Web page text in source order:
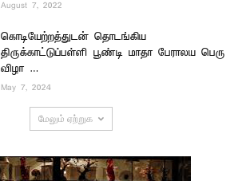
August 7, 2022
கொடியேற்றத்துடன் தொடங்கிய
திருக்காட்டுப்பள்ளி பூண்டி மாதா பேராலய பெரு
விழா …
May 7, 2024
மேலும் ஏற்றுக